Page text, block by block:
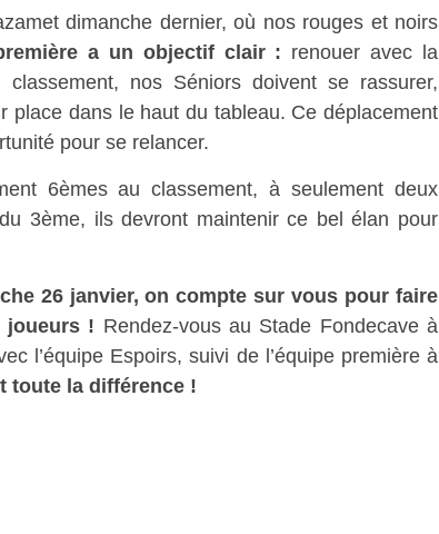
dimanche dernier, où nos rouges et noirs
a un objectif clair : renouer avec la
nos Séniors doivent se rassurer,
place dans le haut du tableau. Ce déplacement
pour se relancer.
6èmes au classement, à seulement deux
3ème, ils devront maintenir ce bel élan pour
26 janvier, on compte sur vous pour faire
joueurs ! Rendez-vous au Stade Fondecave à
l’équipe Espoirs, suivi de l’équipe première à
toute la différence !